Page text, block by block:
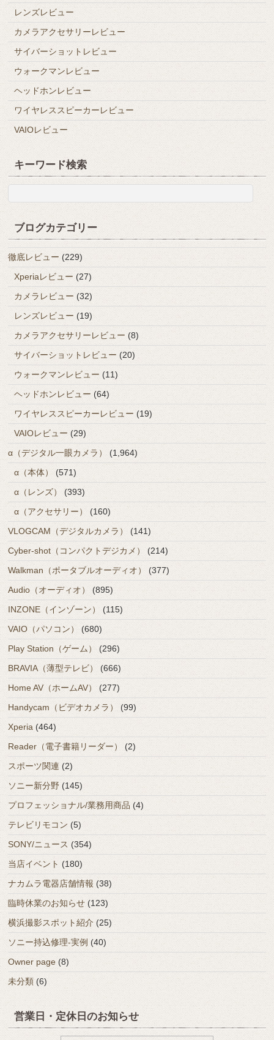
レンズレビュー
カメラアクセサリーレビュー
サイバーショットレビュー
ウォークマンレビュー
ヘッドホンレビュー
ワイヤレススピーカーレビュー
VAIOレビュー
キーワード検索
ブログカテゴリー
徹底レビュー (229)
Xperiaレビュー (27)
カメラレビュー (32)
レンズレビュー (19)
カメラアクセサリーレビュー (8)
サイバーショットレビュー (20)
ウォークマンレビュー (11)
ヘッドホンレビュー (64)
ワイヤレススピーカーレビュー (19)
VAIOレビュー (29)
α（デジタル一眼カメラ）
(1,964)
α（本体） (571)
α（レンズ）
(393)
α（アクセサリー）
(160)
VLOGCAM（デジタルカメラ） (141)
Cyber-shot（コンパクトデジカメ）
(214)
Walkman（ポータブルオーディオ）
(377)
Audio（オーディオ）
(895)
INZONE（インゾーン）
(115)
VAIO（パソコン）
(680)
Play Station（ゲーム） (296)
BRAVIA（薄型テレビ）
(666)
Home AV（ホームAV）
(277)
Handycam（ビデオカメラ）
(99)
Xperia (464)
Reader（電子書籍リーダー）
(2)
スポーツ関連 (2)
ソニー新分野 (145)
プロフェッショナル/業務用商品 (4)
テレビリモコン (5)
SONY/ニュース (354)
当店イベント (180)
ナカムラ電器店舗情報 (38)
臨時休業のお知らせ (123)
横浜撮影スポット紹介 (25)
ソニー持込修理-実例 (40)
Owner page (8)
未分類 (6)
営業日・定休日のお知らせ